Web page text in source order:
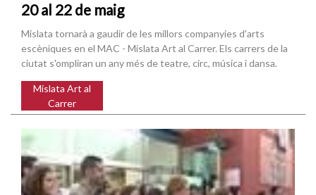
20 al 22 de maig
Mislata tornarà a gaudir de les millors companyies d'arts
escèniques en el MAC - Mislata Art al Carrer. Els carrers de la
ciutat s'ompliran un any més de teatre, circ, música i dansa.
Mislata Art al
Carrer